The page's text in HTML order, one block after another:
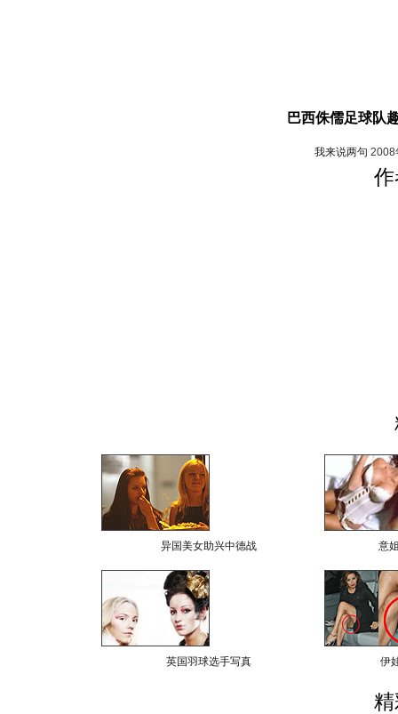
巴西侏儒足球队
我来说两句 2008
异国美女助兴中德战 意
英国羽球选手写真 伊